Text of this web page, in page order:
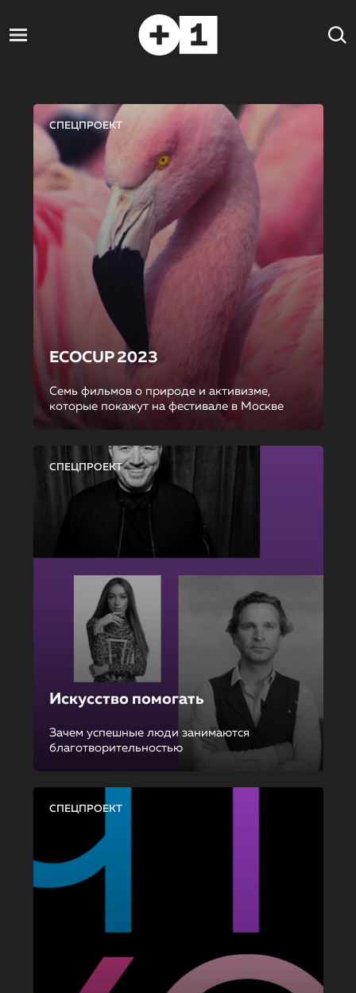
СПЕЦПРОЕКТ
ECOCUP 2023
Семь фильмов о природе и активизме,
которые покажут на фестивале в Москве
СПЕЦПРОЕКТ
Искусство помогать
Зачем успешные люди занимаются
благотворительностью
СПЕЦПРОЕКТ